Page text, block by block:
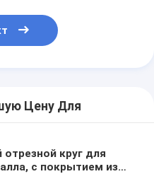
Цену Для
круг для
с покрытием из